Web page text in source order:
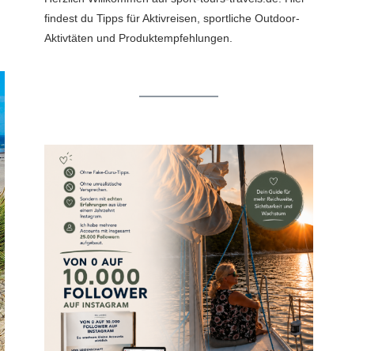
findest du Tipps für Aktivreisen, sportliche Outdoor-
Aktivtäten und Produktempfehlungen.